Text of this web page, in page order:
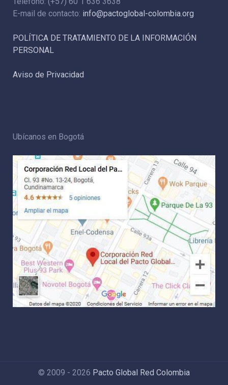
E-mail de contacto: info@pactoglobal-colombia.org
POLÍTICA DE TRATAMIENTO DE LA INFORMACIÓN
PERSONAL
Aviso de Privacidad
Ubícanos en Bogotá
© 2009 - 2026 Pacto Global Red Colombia